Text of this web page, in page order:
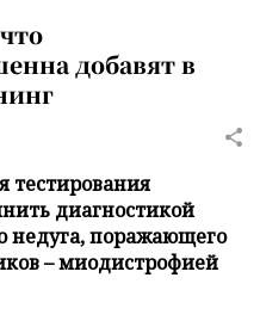
добавят в
тестирования
диагностикой
недуга, поражающего
– миодистрофией